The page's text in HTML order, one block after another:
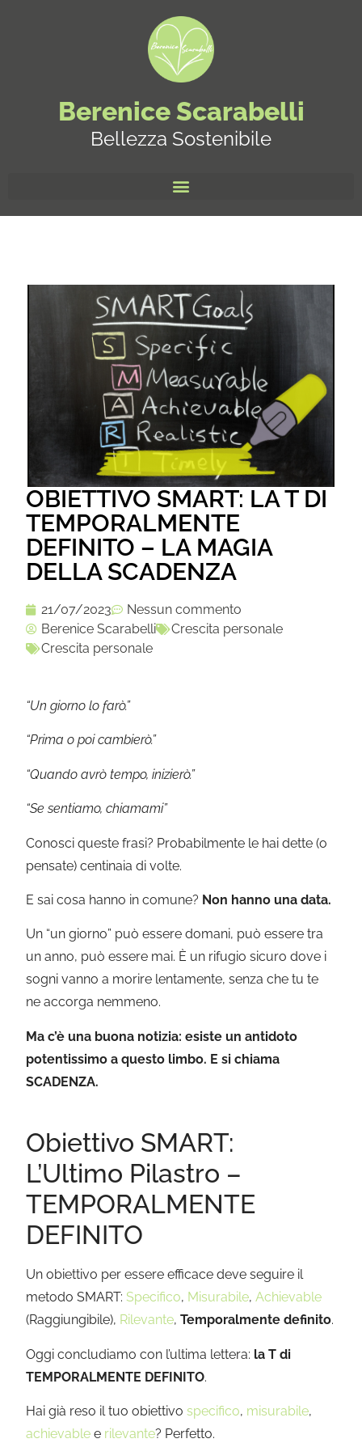
Berenice Scarabelli
Bellezza Sostenibile
OBIETTIVO SMART: LA T DI
TEMPORALMENTE
DEFINITO – LA MAGIA
DELLA SCADENZA
21/07/2023
Nessun commento
Berenice Scarabelli
Crescita personale
Crescita personale
“Un giorno lo farò.”
“Prima o poi cambierò.”
“Quando avrò tempo, inizierò.”
“Se sentiamo, chiamami”
Conosci queste frasi? Probabilmente le hai dette (o
pensate) centinaia di volte.
E sai cosa hanno in comune? Non hanno una data.
Un “un giorno” può essere domani, può essere tra
un anno, può essere mai. È un rifugio sicuro dove i
sogni vanno a morire lentamente, senza che tu te
ne accorga nemmeno.
Ma c’è una buona notizia: esiste un antidoto
potentissimo a questo limbo. E si chiama
SCADENZA.
Obiettivo SMART:
L’Ultimo Pilastro –
TEMPORALMENTE
DEFINITO
Un obiettivo per essere efficace deve seguire il
metodo SMART:Specifico, Misurabile,Achievable
(Raggiungibile), Rilevante,Temporalmente definito.
Oggi concludiamo con l’ultima lettera: la T di
TEMPORALMENTE DEFINITO.
Hai già reso il tuo obiettivospecifico, misurabile,
achievable e rilevante? Perfetto.